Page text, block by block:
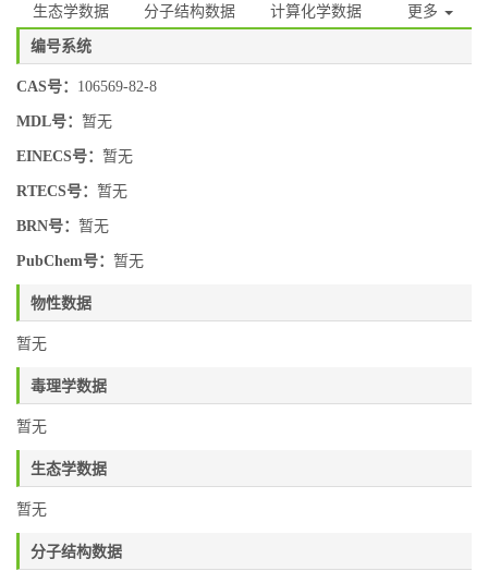
生态学数据
分子结构数据 计算化学数据 更多
编号系统
CAS号： 106569-82-8
MDL号： 暂无
EINECS号： 暂无
RTECS号： 暂无
BRN号： 暂无
PubChem号： 暂无
物性数据
暂无
毒理学数据
暂无
生态学数据
暂无
分子结构数据